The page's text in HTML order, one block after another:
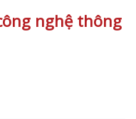
nghệ thông